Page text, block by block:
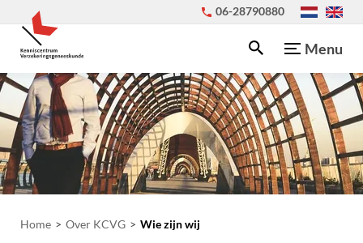
06-28790880
Menu
Home Over KCVG Wie zijn wij